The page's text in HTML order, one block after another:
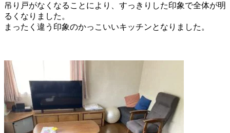
吊り戸がなくなることにより、すっきりした印象で全体が明
るくなりました。
まったく違う印象のかっこいいキッチンとなりました。